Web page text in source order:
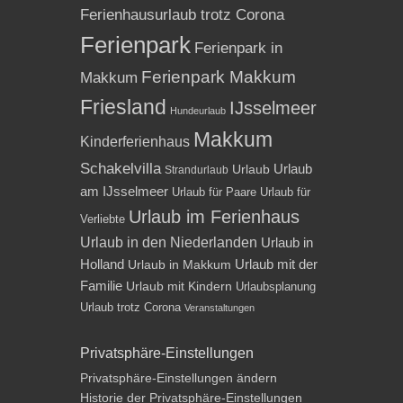
Ferienhausurlaub trotz Corona
Ferienpark Ferienpark in
Makkum Ferienpark Makkum
Friesland Hundeurlaub IJsselmeer
Kinderferienhaus Makkum
Schakelvilla Strandurlaub Urlaub Urlaub
am IJsselmeer Urlaub für Paare Urlaub für
Verliebte Urlaub im Ferienhaus
Urlaub in den Niederlanden Urlaub in
Holland Urlaub in Makkum Urlaub mit der
Familie Urlaub mit Kindern Urlaubsplanung
Urlaub trotz Corona Veranstaltungen
Privatsphäre-Einstellungen
Privatsphäre-Einstellungen ändern
Historie der Privatsphäre-Einstellungen